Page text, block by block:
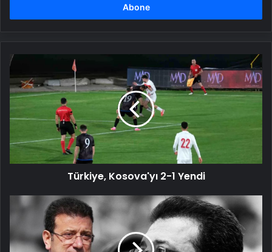
Türkiye,
2-
1
Yendi
Türkiye, Kosova'yı 2-1 Yendi
İmamoğlu
tutuklama